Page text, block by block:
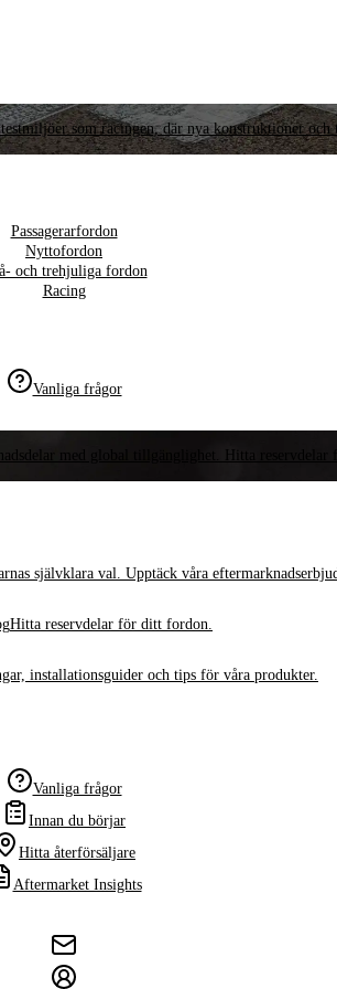
som racingen, där nya konstruktioner och
Passagerarfordon
Nyttofordon
och trehjuliga fordon
Racing
Vanliga frågor
med global tillgänglighet. Hitta reservdelar
självklara val. Upptäck våra
Hitta reservdelar för ditt fordon.
installationsguider och tips för våra produkter.
Vanliga frågor
Innan du börjar
Hitta återförsäljare
Aftermarket Insights